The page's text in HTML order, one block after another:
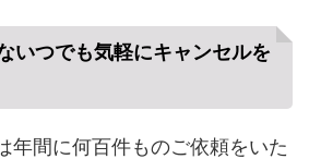
いつでも気軽にキャンセルを
年間に何百件ものご依頼をいた